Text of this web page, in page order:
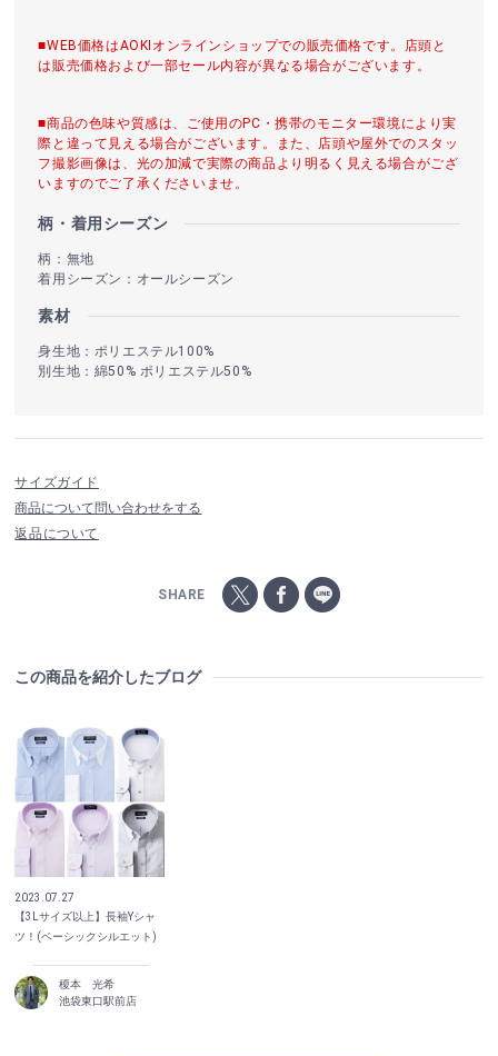
■WEB価格はAOKIオンラインショップでの販売価格です。店頭と
は販売価格および一部セール内容が異なる場合がございます。
■商品の色味や質感は、ご使用のPC・携帯のモニター環境により実
際と違って見える場合がございます。また、店頭や屋外でのスタッ
フ撮影画像は、光の加減で実際の商品より明るく見える場合がござ
いますのでご了承くださいませ。
柄・着用シーズン
柄：無地
着用シーズン：オールシーズン
素材
身生地：ポリエステル100%
別生地：綿50% ポリエステル50%
サイズガイド
商品について問い合わせをする
返品について
SHARE
この商品を紹介したブログ
2023.07.27
【3Lサイズ以上】長袖Yシャ
ツ！(ベーシックシルエット)
榎本 光希
池袋東口駅前店